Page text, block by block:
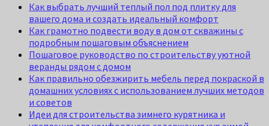
Как выбрать лучший теплый пол под плитку для
вашего дома и создать идеальный комфорт
Как грамотно подвести воду в дом от скважины с
подробным пошаговым объяснением
Пошаговое руководство по строительству уютной
веранды рядом с домом
Как правильно обезжирить мебель перед покраской в
домашних условиях с использованием лучших методов
и советов
Идеи для строительства зимнего курятника и